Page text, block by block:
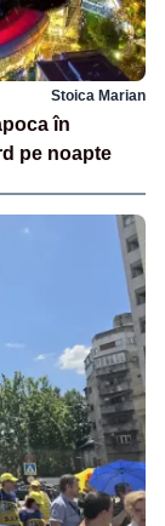
Stoica Marian
în
pe noapte